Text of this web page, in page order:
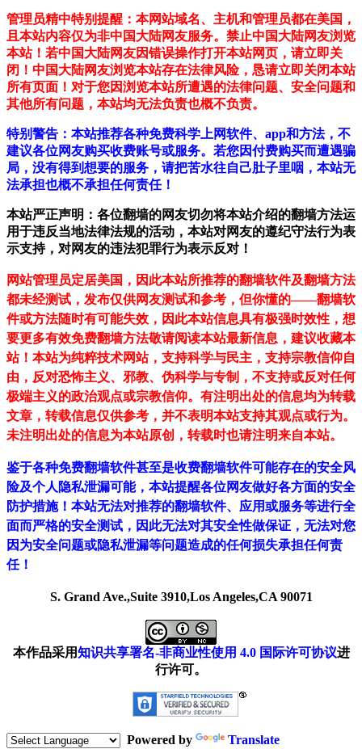
管理员精中特别提醒：本网站域名、主机和管理员都在美国，
且本站内容仅为非中国大陆网友服务。禁止中国大陆网友浏览
本站！若中国大陆网友因错误操作打开本站网页，请立即关
闭！中国大陆网友浏览本站存在法律风险，恳请立即关闭本站
所有页面！对于您因浏览本站所遭遇的法律问题、安全问题和
其他所有问题，本站均无法负责也概不负责。
特别警告：本站推荐各种免费科学上网软件、app和方法，不
建议各位网友购买收费账号或服务。若您因付费购买而遭遇骗
局，没有得到想要的服务，请把苦水往自己肚子里咽，本站无
法承担也概不承担任何责任！
本站严正声明：各位翻墙的网友切勿将本站介绍的翻墙方法运
用于违反当地法律法规的活动，本站对网友的遵纪守法行为表
示支持，对网友的违法犯罪行为表示反对！
网站管理员定居美国，因此本站所推荐的翻墙软件及翻墙方法
都未经测试，发布仅供网友测试和参考，但你懂的——翻墙软
件或方法随时有可能失效，因此本站信息具有极强时效性，想
要更多有效免费翻墙方法敬请阅读本站最新信息，建议收藏本
站！ 本站为纯粹技术网站，支持科学与民主，支持宗教信仰自
由，反对恐怖主义、邪教、伪科学与专制，不支持或反对任何
极端主义的政治观点或宗教信仰。有注明出处的信息均为转载
文章，转载信息仅供参考，并不表明本站支持其观点或行为。
未注明出处的信息为本站原创，转载时也请注明来自本站。
鉴于各种免费翻墙软件甚至是收费翻墙软件可能存在的安全风
险及个人隐私泄漏可能，本站提醒各位网友做好各方面的安全
防护措施！本站无法对推荐的翻墙软件、应用或服务等进行全
面而严格的安全测试，因此无法对其安全性做保证，无法对您
因为安全问题或隐私泄漏等问题造成的任何损失承担任何责
任！
S. Grand Ave.,Suite 3910,Los Angeles,CA 90071
本作品采用知识共享署名-非商业性使用 4.0 国际许可协议进
行许可。
Powered by Translate